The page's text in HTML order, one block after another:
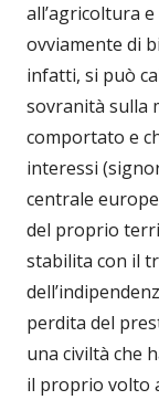
all’agricoltura
ovviamente di
infatti, si può
sovranità sulla
comportato e
interessi
centrale
del proprio
stabilita con il
perdita del
una civiltà che
il proprio volto